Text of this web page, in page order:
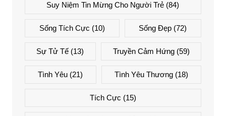
Suy Niệm Tin Mừng Cho Người Trẻ (84)
Sống Tích Cực (10) Sống Đẹp (72)
Sự Tử Tế (13) Truyền Cảm Hứng(59)
Tình Yêu (21) Tình Yêu Thương(18)
Tích Cực (15)